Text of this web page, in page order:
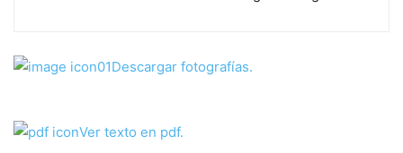
Descargar fotografías.
Ver texto en pdf.